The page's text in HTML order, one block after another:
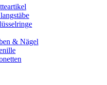
& Nägel